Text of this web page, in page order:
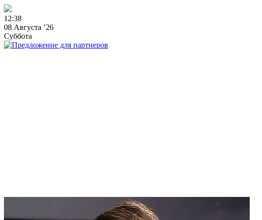
1 2:38
08 Августа ’26
Суббота